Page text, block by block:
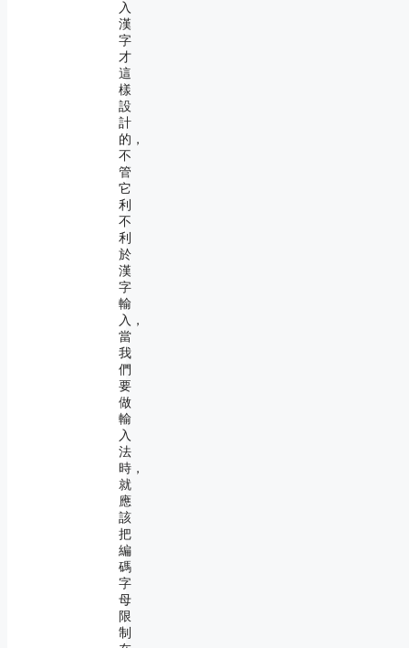
入
漢
字
才
這
樣
設
計
的，
不
管
它
利
不
利
於
漢
字
輸
入，
當
我
們
要
做
輸
入
法
時，
就
應
該
把
編
碼
字
母
限
制